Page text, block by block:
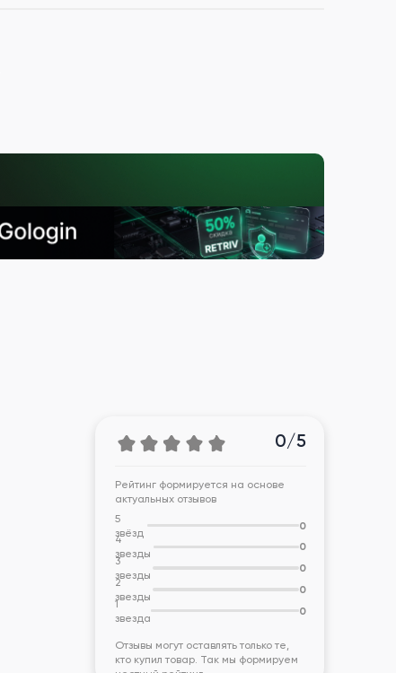
0/5
Рейтинг формируется на основе
актуальных отзывов
5
звёзд
0
4
звезды
0
3
звезды
0
2
звезды
0
1
звезда
0
Отзывы могут оставлять только те,
кто купил товар. Так мы формируем